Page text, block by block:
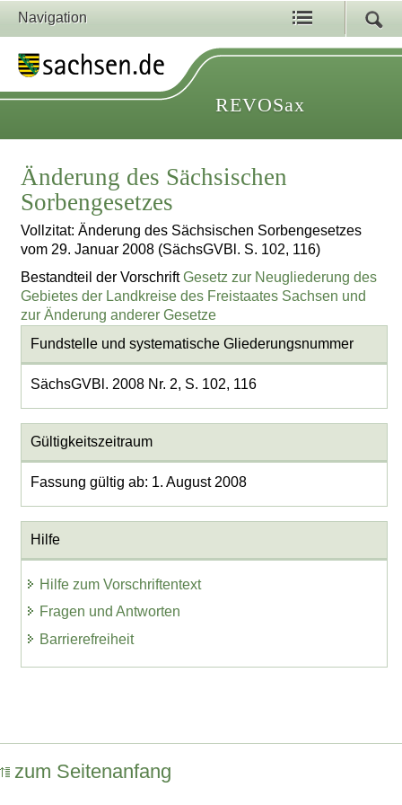
Navigation
REVOSax
Änderung des Sächsischen
Sorbengesetzes
Vollzitat: Änderung des Sächsischen Sorbengesetzes
vom 29. Januar 2008 (SächsGVBl. S. 102, 116)
Bestandteil der VorschriftGesetz zur Neugliederung des
Gebietes der Landkreise des Freistaates Sachsen und
zur Änderung anderer Gesetze
Fundstelle und systematische Gliederungsnummer
SächsGVBl. 2008 Nr. 2, S. 102, 116
Gültigkeitszeitraum
Fassung gültig ab: 1. August 2008
Hilfe
Hilfe zum Vorschriftentext
Fragen und Antworten
Barrierefreiheit
zum Seitenanfang